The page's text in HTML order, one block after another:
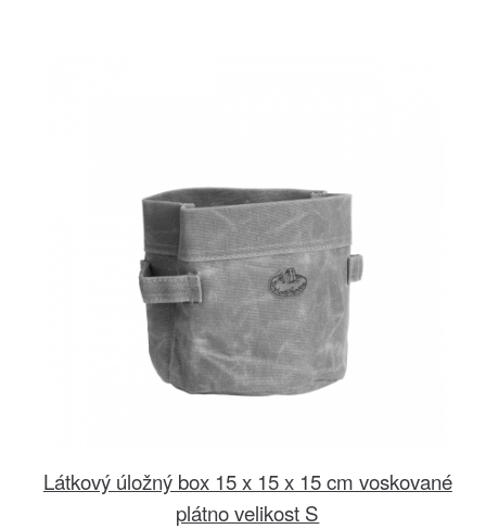
Látkový úložný box 15 x 15 x 15 cm voskované
plátno velikost S